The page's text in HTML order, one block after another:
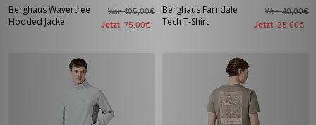
Berghaus Wavertree
Hooded Jacke
War105,00€
Jetzt 75,00€
Berghaus Farndale
Tech T-Shirt
War40,00€
Jetzt 25,00€